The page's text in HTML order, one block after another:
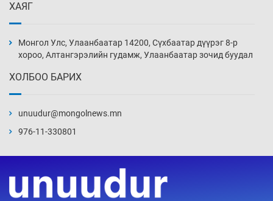
2026-08-07
нэмэгджээ
2026-08-07
ХАЯГ
Монгол Улс, Улаанбаатар 14200, Сүхбаатар дүүрэг 8-р
хороо, Алтангэрэлийн гудамж, Улаанбаатар зочид буудал
ХОЛБОО БАРИХ
unuudur@mongolnews.mn
976-11-330801